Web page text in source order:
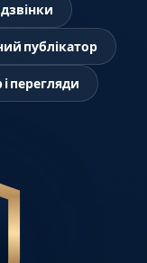
публікатор
перегляди